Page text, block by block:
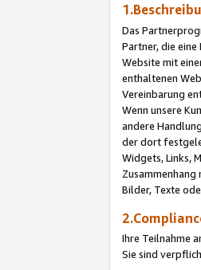
Das
Partner, die
Website mit
enthaltenen
Vereinbarung
Wenn unsere
andere
der dort
Widgets, Links,
Zusammenhang
Bilder, Texte
Ihre Teilnahme
Sie sind